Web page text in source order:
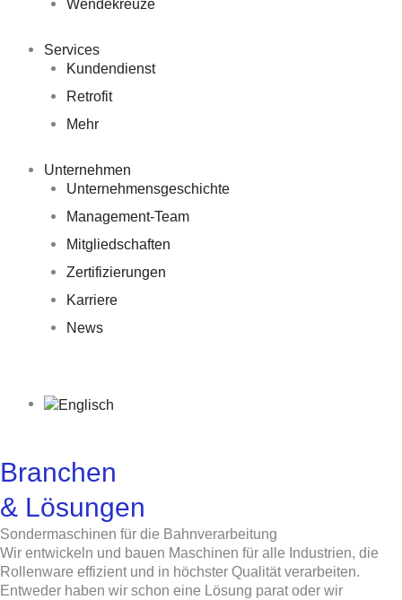
Wendekreuze
Services
Kundendienst
Retrofit
Mehr
Unternehmen
Unternehmensgeschichte
Management-Team
Mitgliedschaften
Zertifizierungen
Karriere
News
Branchen
& Lösungen​
Sondermaschinen für die Bahnverarbeitung
Wir entwickeln und bauen Maschinen für alle Industrien, die
Rollenware effizient und in höchster Qualität verarbeiten.
Entweder haben wir schon eine Lösung parat oder wir